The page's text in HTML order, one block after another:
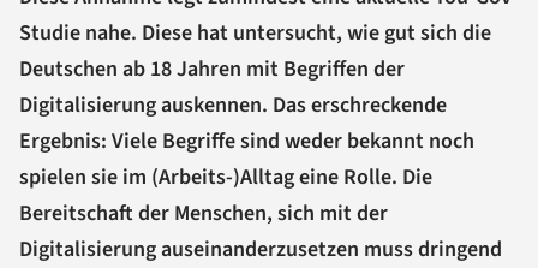
Studie nahe. Diese hat untersucht, wie gut sich die
Deutschen ab 18 Jahren mit Begriffen der
Digitalisierung auskennen. Das erschreckende
Ergebnis: Viele Begriffe sind weder bekannt noch
spielen sie im (Arbeits-)Alltag eine Rolle. Die
Bereitschaft der Menschen, sich mit der
Digitalisierung auseinanderzusetzen muss dringend